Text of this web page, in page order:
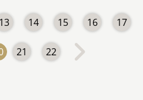
13 14 15 16 17
21 22